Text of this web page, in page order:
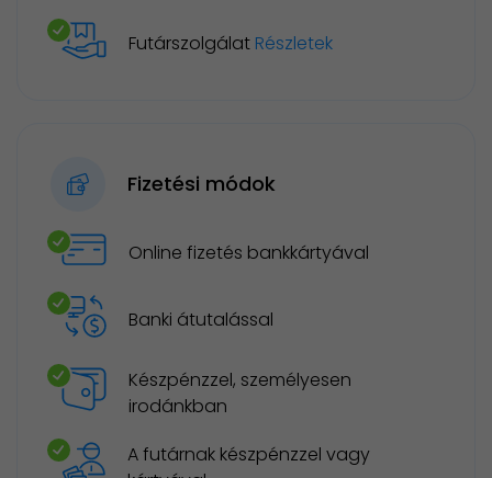
Futárszolgálat Részletek
Fizetési módok
Online fizetés bankkártyával
Banki átutalással
Készpénzzel, személyesen
irodánkban
A futárnak készpénzzel vagy